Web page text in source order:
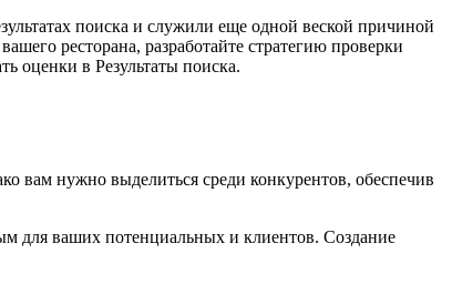
поиска и служили еще одной веской причиной
ресторана, разработайте стратегию проверки
оценки в Результаты поиска.
вам нужно выделиться среди конкурентов, обеспечив
для ваших потенциальных и клиентов. Создание